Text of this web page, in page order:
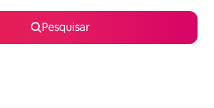
Pesquisar